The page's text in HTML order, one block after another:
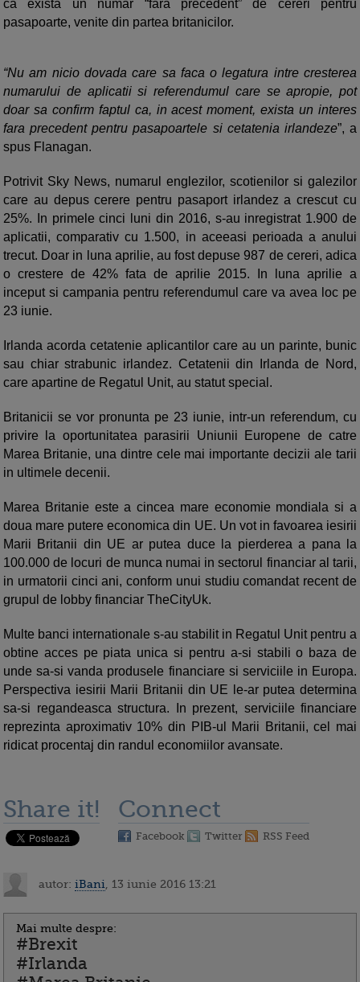
ca exista un numar “fara precedent” de cereri pentru
pasapoarte, venite din partea britanicilor.
“Nu am nicio dovada care sa faca o legatura intre cresterea
numarului de aplicatii si referendumul care se apropie, pot
doar sa confirm faptul ca, in acest moment, exista un interes
fara precedent pentru pasapoartele si cetatenia irlandeze”, a
spus Flanagan.
Potrivit Sky News, numarul englezilor, scotienilor si galezilor
care au depus cerere pentru pasaport irlandez a crescut cu
25%. In primele cinci luni din 2016, s-au inregistrat 1.900 de
aplicatii, comparativ cu 1.500, in aceeasi perioada a anului
trecut. Doar in luna aprilie, au fost depuse 987 de cereri, adica
o crestere de 42% fata de aprilie 2015. In luna aprilie a
inceput si campania pentru referendumul care va avea loc pe
23 iunie.
Irlanda acorda cetatenie aplicantilor care au un parinte, bunic
sau chiar strabunic irlandez. Cetatenii din Irlanda de Nord,
care apartine de Regatul Unit, au statut special.
Britanicii se vor pronunta pe 23 iunie, intr-un referendum, cu
privire la oportunitatea parasirii Uniunii Europene de catre
Marea Britanie, una dintre cele mai importante decizii ale tarii
in ultimele decenii.
Marea Britanie este a cincea mare economie mondiala si a
doua mare putere economica din UE. Un vot in favoarea iesirii
Marii Britanii din UE ar putea duce la pierderea a pana la
100.000 de locuri de munca numai in sectorul financiar al tarii,
in urmatorii cinci ani, conform unui studiu comandat recent de
grupul de lobby financiar TheCityUk.
Multe banci internationale s-au stabilit in Regatul Unit pentru a
obtine acces pe piata unica si pentru a-si stabili o baza de
unde sa-si vanda produsele financiare si serviciile in Europa.
Perspectiva iesirii Marii Britanii din UE le-ar putea determina
sa-si regandeasca structura. In prezent, serviciile financiare
reprezinta aproximativ 10% din PIB-ul Marii Britanii, cel mai
ridicat procentaj din randul economiilor avansate.
Share it! Connect
Facebook Twitter RSS Feed
autor: iBani , 13 iunie 2016 13:21
Mai multe despre:
#Brexit
#Irlanda